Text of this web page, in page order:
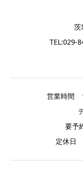
茨
TEL:029-
営業時間
ディナ
要予
定休日